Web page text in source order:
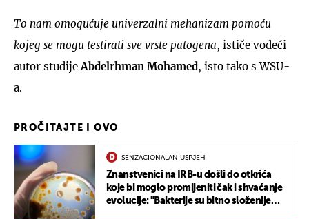
To nam omogućuje univerzalni mehanizam pomoću
kojeg se mogu testirati sve vrste patogena, ističe vodeći
autor studije Abdelrhman Mohamed, isto tako s WSU-
a.
PROČITAJTE I OVO
SENZACIONALAN USPJEH
Znanstvenici na IRB-u došli do otkrića
koje bi moglo promijeniti čak i shvaćanje
evolucije: "Bakterije su bitno složenije